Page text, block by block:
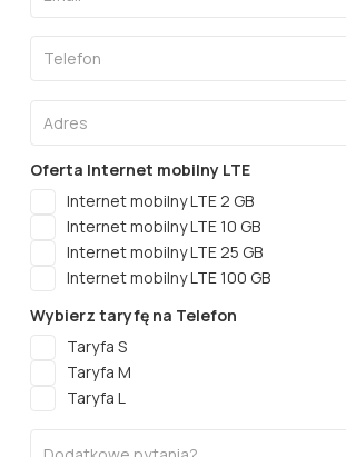
Oferta Internet mobilny LTE
Internet mobilny LTE 2 GB
Internet mobilny LTE 10 GB
Internet mobilny LTE 25 GB
Internet mobilny LTE 100 GB
Wybierz taryfę na Telefon
Taryfa S
Taryfa M
Taryfa L